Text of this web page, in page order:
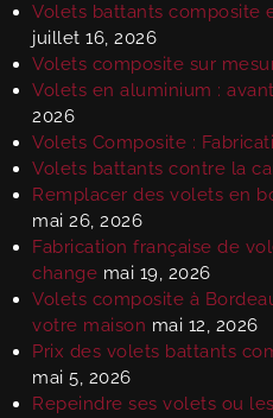
Volets battants composite
juillet 16, 2026
Volets composite sur
Volets en aluminium :
2026
Volets Composite :
Volets battants contre la
Remplacer des volets en
mai 26, 2026
Fabrication française de
change mai 19, 2026
Volets composite à
votre maison mai 12, 2026
Prix des volets battants
mai 5, 2026
Repeindre ses volets ou